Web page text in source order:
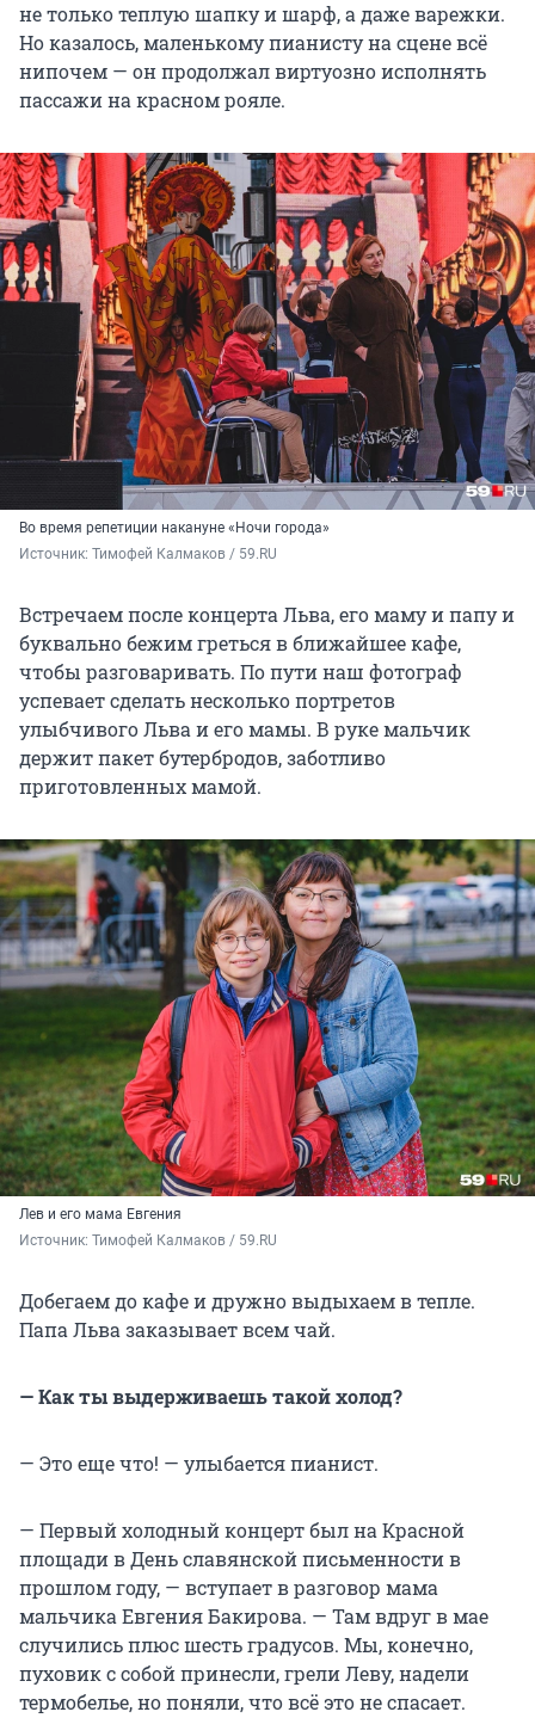
не только теплую шапку и шарф, а даже варежки.
Но казалось, маленькому пианисту на сцене всё
нипочем — он продолжал виртуозно исполнять
пассажи на красном рояле.
Во время репетиции накануне «Ночи города»
Источник: Тимофей Калмаков / 59.RU
Встречаем после концерта Льва, его маму и папу и
буквально бежим греться в ближайшее кафе,
чтобы разговаривать. По пути наш фотограф
успевает сделать несколько портретов
улыбчивого Льва и его мамы. В руке мальчик
держит пакет бутербродов, заботливо
приготовленных мамой.
Лев и его мама Евгения
Источник: Тимофей Калмаков / 59.RU
Добегаем до кафе и дружно выдыхаем в тепле.
Папа Льва заказывает всем чай.
— Как ты выдерживаешь такой холод?
— Это еще что! — улыбается пианист.
— Первый холодный концерт был на Красной
площади в День славянской письменности в
прошлом году, — вступает в разговор мама
мальчика Евгения Бакирова. — Там вдруг в мае
случились плюс шесть градусов. Мы, конечно,
пуховик с собой принесли, грели Леву, надели
термобелье, но поняли, что всё это не спасает.